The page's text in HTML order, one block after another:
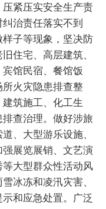
紧压实安全生产责
治责任落实不到
子等现象，坚决防
住宅、高层建筑、
馆民宿、餐馆饭
火灾隐患排查整
筑施工、化工生
查治理。做好涉旅
、大型游乐设施、
展览展销、文艺演
大型群众性活动风
冰冻和凌汛灾害、
和应急处置。广泛